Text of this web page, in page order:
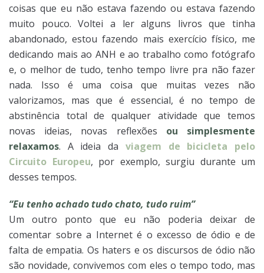
coisas que eu não estava fazendo ou estava fazendo
muito pouco. Voltei a ler alguns livros que tinha
abandonado, estou fazendo mais exercício físico, me
dedicando mais ao ANH e ao trabalho como fotógrafo
e, o melhor de tudo, tenho tempo livre pra não fazer
nada. Isso é uma coisa que muitas vezes não
valorizamos, mas que é essencial, é no tempo de
abstinência total de qualquer atividade que temos
novas ideias, novas reflexões ou simplesmente
relaxamos. A ideia da viagem de bicicleta pelo
Circuito Europeu, por exemplo, surgiu durante um
desses tempos.
“Eu tenho achado tudo chato, tudo ruim”
Um outro ponto que eu não poderia deixar de
comentar sobre a Internet é o excesso de ódio e de
falta de empatia. Os haters e os discursos de ódio não
são novidade, convivemos com eles o tempo todo, mas